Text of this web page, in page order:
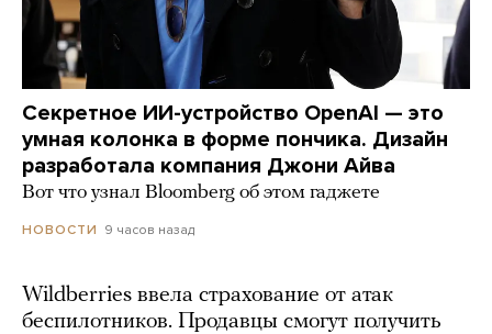
Секретное ИИ-устройство OpenAI — это
умная колонка в форме пончика. Дизайн
разработала компания Джони Айва
Вот что узнал Bloomberg об этом гаджете
НОВОСТИ 9 часов назад
Wildberries ввела страхование от атак
беспилотников. Продавцы смогут получить